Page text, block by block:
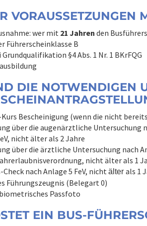
VORAUSSETZUNGEN
wer mit 21 Jahren den
Führerscheinklasse B
Grundqualifikation §4 Abs. 1 Nr. 1
DIE NOTWENDIGEN
Bescheinigung (wenn die nicht
über die augenärztliche Untersuchung
nicht älter als 2 Jahre
über die ärztliche Untersuchung nach
nicht älter als 1
nach Anlage 5 FeV, nicht älter als 1
Führungszeugnis (Belegart 0)
Passfoto
EIN BUS-